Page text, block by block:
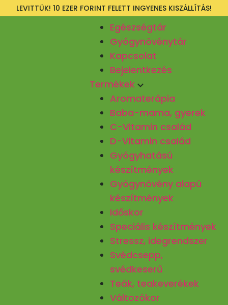
LEVITTÜK! 10 EZER FORINT FELETT INGYENES KISZÁLLÍTÁS!
Egészségtár
Gyógynövénytár
Kapcsolat
Bejelentkezés
Termékek
Aromaterápia
Baba-mama, gyerek
C-Vitamin család
D-Vitamin család
Gyógyhatású
készítmények
Gyógynövény alapú
készítmények
Időskor
Speciális készítmények
Stressz, idegrendszer
Svédcsepp,
svédkeserű
Teák, teakeverékek
Változókor